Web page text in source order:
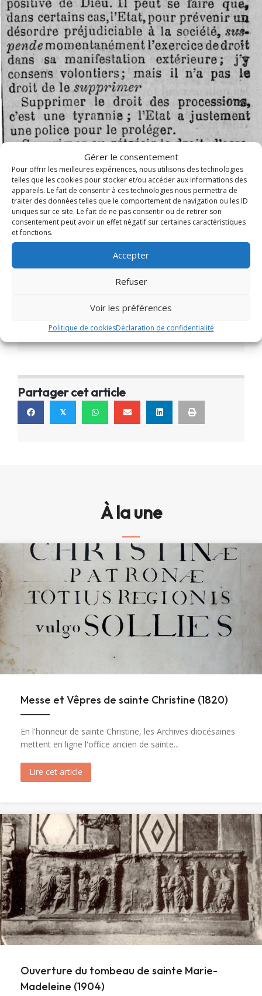
Gérer le consentement
Pour offrir les meilleures expériences, nous utilisons des technologies
telles que les cookies pour stocker et/ou accéder aux informations des
appareils. Le fait de consentir à ces technologies nous permettra de
traiter des données telles que le comportement de navigation ou les ID
uniques sur ce site. Le fait de ne pas consentir ou de retirer son
consentement peut avoir un effet négatif sur certaines caractéristiques
et fonctions.
Accepter
Refuser
Voir les préférences
Politique de cookiesDéclaration de confidentialité
Actualités,Miscellanées
Partager cet article
𝕏
À la une
Messe et Vêpres de sainte Christine (1820)
En l'honneur de sainte Christine, les Archives diocésaines
mettent en ligne l'office ancien de sainte...
Lire cet article
Ouverture du tombeau de sainte Marie-
Madeleine (1904)